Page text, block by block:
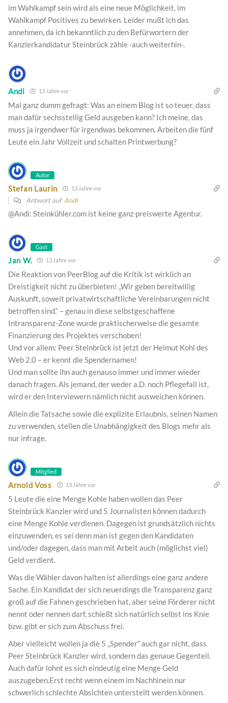
im Wahlkampf sein wird als eine neue Möglichkeit, im
Wahlkampf Positives zu bewirken. Leider mußt ich das
annehmen, da ich bekanntlich zu den Befürwortern der
Kanzlerkandidatur Steinbrück zähle -auch weiterhin-.
Andi 13 Jahre vor
Mal ganz dumm gefragt: Was an einem Blog ist so teuer, dass
man dafür sechsstellig Geld ausgeben kann? Ich meine, das
muss ja irgendwer für irgendwas bekommen. Arbeiten die fünf
Leute ein Jahr Vollzeit und schalten Printwerbung?
Autor
Stefan Laurin 13 Jahre vor
Antwort auf Andi
@Andi: Steinkühler.com ist keine ganz preiswerte Agentur.
Gast
Jan W. 13 Jahre vor
Die Reaktion von PeerBlog auf die Kritik ist wirklich an
Dreistigkeit nicht zu überbieten! „Wir geben bereitwillig
Auskunft, soweit privatwirtschaftliche Vereinbarungen nicht
betroffen sind.“ – genau in diese selbstgeschaffene
Intransparenz-Zone wurde praktischerweise die gesamte
Finanzierung des Projektes verschoben!
Und vor allem: Peer Steinbrück ist jetzt der Helmut Kohl des
Web 2.0 – er kennt die Spendernamen!
Und man sollte ihn auch genauso immer und immer wieder
danach fragen. Als jemand, der weder a.D. noch Pflegefall ist,
wird er den Interviewern nämlich nicht ausweichen können.
Allein die Tatsache sowie die explizite Erlaubnis, seinen Namen
zu verwenden, stellen die Unabhängigkeit des Blogs mehr als
nur infrage.
Mitglied
Arnold Voss 13 Jahre vor
5 Leute die eine Menge Kohle haben wollen das Peer
Steinbrück Kanzler wird und 5 Journalisten können dadurch
eine Menge Kohle verdienen. Dagegen ist grundsätzlich nichts
einzuwenden, es sei denn man ist gegen den Kandidaten
und/oder dagegen, dass man mit Arbeit auch (möglichst viel)
Geld verdient.
Was die Wähler davon halten ist allerdings eine ganz andere
Sache. Ein Kandidat der sich neuerdings die Transparenz ganz
groß auf die Fahnen geschrieben hat, aber seine Förderer nicht
nennt oder nennen darf, schießt sich natürlich selbst ins Knie
bzw. gibt er sich zum Abschuss frei.
Aber vielleicht wollen ja die 5 „Spender“ auch gar nicht, dass
Peer Steinbrück Kanzler wird, sondern das genaue Gegenteil.
Auch dafür lohnt es sich eindeutig eine Menge Geld
auszugeben.Erst recht wenn einem im Nachhinein nur
schwerlich schlechte Absichten unterstellt werden können.